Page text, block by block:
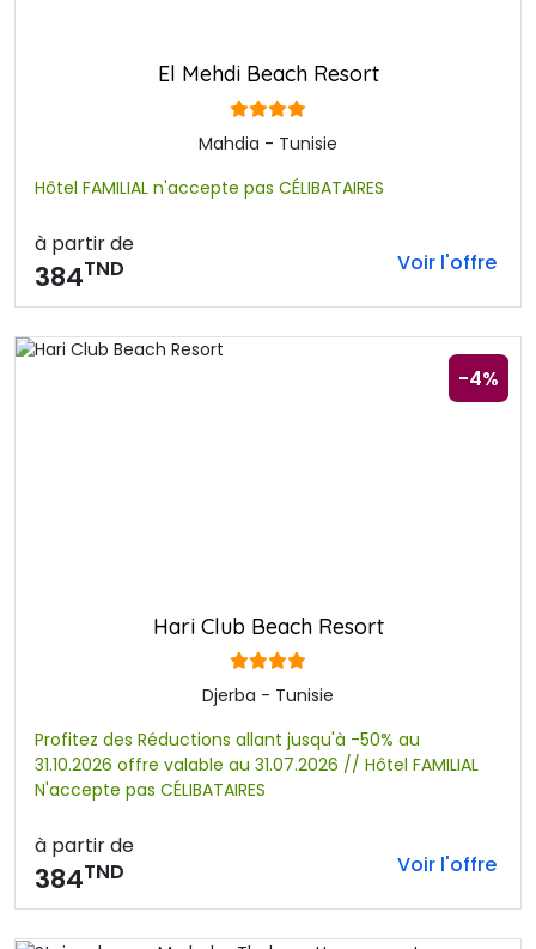
El Mehdi Beach Resort
Mahdia - Tunisie
Hôtel FAMILIAL n'accepte pas CÉLIBATAIRES
à partir de
384TND Voir l'offre
-4%
Hari Club Beach Resort
Djerba - Tunisie
Profitez des Réductions allant jusqu'à -50% au
31.10.2026 offre valable au 31.07.2026 // Hôtel FAMILIAL
N'accepte pas CÉLIBATAIRES
à partir de
384TND Voir l'offre